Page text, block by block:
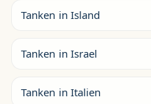
Tanken in Island
Tanken in Israel
Tanken in Italien